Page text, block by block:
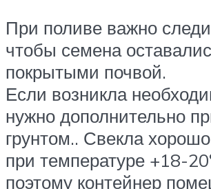
При поливе важно
чтобы семена
покрытыми почвой.
Если возникла
нужно дополнительно
грунтом.. Свекла
при температуре +18-
поэтому контейнер